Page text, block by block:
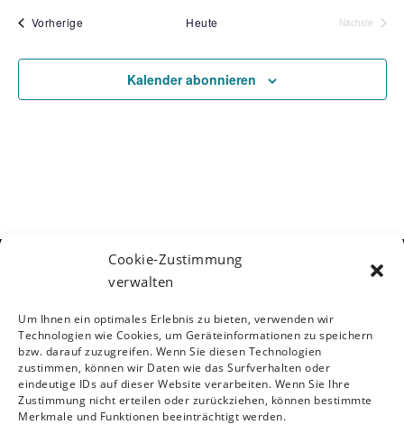
Cookie-Zustimmung
verwalten
Um Ihnen ein optimales Erlebnis zu bieten, verwenden wir
Technologien wie Cookies, um Geräteinformationen zu speichern
bzw. darauf zuzugreifen. Wenn Sie diesen Technologien
zustimmen, können wir Daten wie das Surfverhalten oder
eindeutige IDs auf dieser Website verarbeiten. Wenn Sie Ihre
Zustimmung nicht erteilen oder zurückziehen, können bestimmte
Merkmale und Funktionen beeinträchtigt werden.
t
u
w
Vorherige Heute
Nächste
Kalender abonnieren
Neurorehabilitation
Siebensterngasse 31/8, 1070 Wien
T: +43 (0)1 890 3474 – 950
E:oegnr@studio12.at